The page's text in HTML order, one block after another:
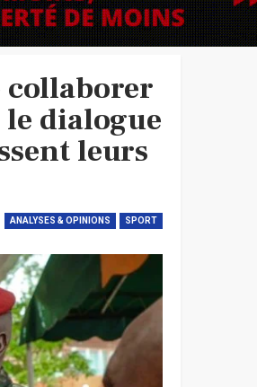
collaborer
le dialogue
leurs
ANALYSES & OPINIONS SPORT